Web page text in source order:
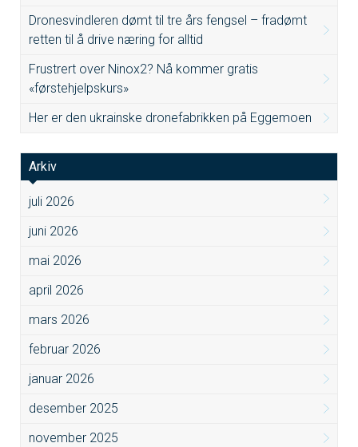
Dronesvindleren dømt til tre års fengsel – fradømt
retten til å drive næring for alltid
Frustrert over Ninox2? Nå kommer gratis
«førstehjelpskurs»
Her er den ukrainske dronefabrikken på Eggemoen
Arkiv
juli 2026
juni 2026
mai 2026
april 2026
mars 2026
februar 2026
januar 2026
desember 2025
november 2025